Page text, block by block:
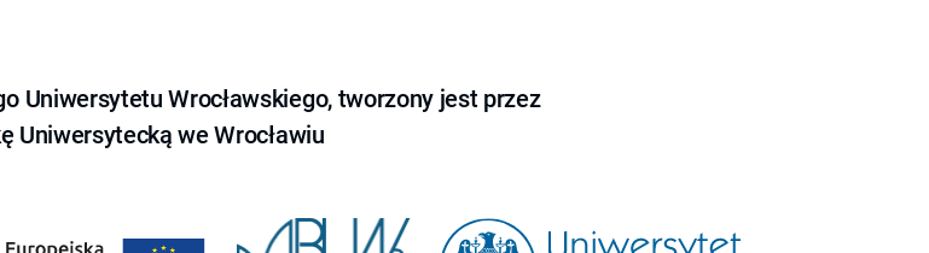
Uniwersytetu Wrocławskiego, tworzony jest przez
Uniwersytecką we Wrocławiu